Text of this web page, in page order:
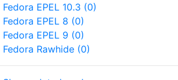
Fedora EPEL 10.3 (0)
Fedora EPEL 8 (0)
Fedora EPEL 9 (0)
Fedora Rawhide (0)